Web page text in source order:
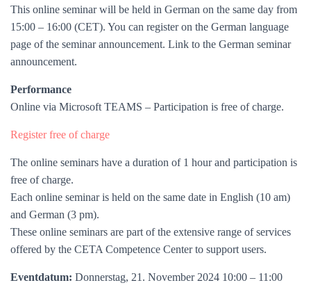
This online seminar will be held in German on the same day from
15:00 – 16:00 (CET). You can register on the German language
page of the seminar announcement. Link to the German seminar
announcement.
Performance
Online via Microsoft TEAMS – Participation is free of charge.
Register free of charge
The online seminars have a duration of 1 hour and participation is
free of charge.
Each online seminar is held on the same date in English (10 am)
and German (3 pm).
These online seminars are part of the extensive range of services
offered by the CETA Competence Center to support users.
Eventdatum: Donnerstag, 21. November 2024 10:00 – 11:00